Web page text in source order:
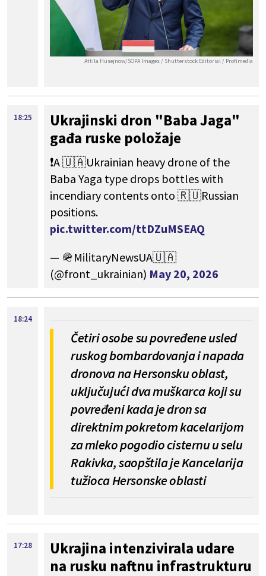
Attila Husejnow/SOPA Images / Shutterstock Editorial / Profimedia
18:25
Ukrajinski dron "Baba Jaga"
gađa ruske položaje
❗️A 🇺🇦Ukrainian heavy drone of the
Baba Yaga type drops bottles with
incendiary contents onto 🇷🇺Russian
positions.
pic.twitter.com/ttDZuMSEAQ
— 🪖MilitaryNewsUA🇺🇦
(@front_ukrainian) May 20, 2026
18:24
Četiri osobe su povređene usled
ruskog bombardovanja i napada
dronova na Hersonsku oblast,
uključujući dva muškarca koji su
povređeni kada je dron sa
direktnim pokretom kacelarijom
za mleko pogodio cisternu u selu
Rakivka, saopštila je Kancelarija
tužioca Hersonske oblasti
17:28
Ukrajina intenzivirala udare
na rusku naftnu infrastrukturu